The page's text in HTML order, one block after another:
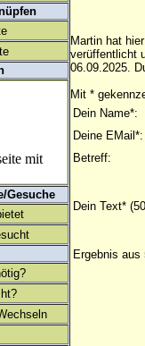
mit
Gesuche
Martin hat
verüffentlicht
06.09.2025.
Mit *
Dein Name*:
Deine EMail*:
Betreff:
Dein Text*
Ergebnis aus